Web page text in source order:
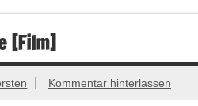
[Film]
Kommentar hinterlassen